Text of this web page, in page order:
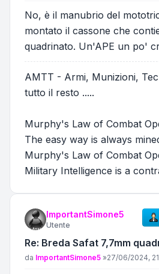
No, è il manubrio del
montato il cassone che
quadrinato. Un'APE un po'
AMTT - Armi, Munizioni,
tutto il resto .....
Murphy's Law of Combat
The easy way is always
Murphy's Law of Combat
Military Intelligence is a
ImportantSimone5
Utente
Re: Breda Safat 7,7mm
Messaggio
da ImportantSimone5 »27/06/2024,